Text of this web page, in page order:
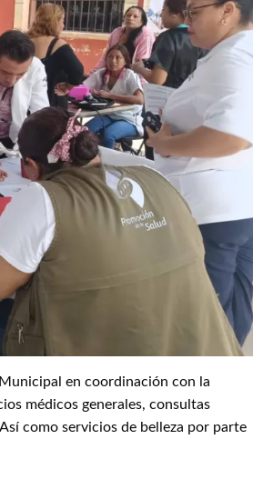
en coordinación con la
médicos generales, consultas
como servicios de belleza por parte